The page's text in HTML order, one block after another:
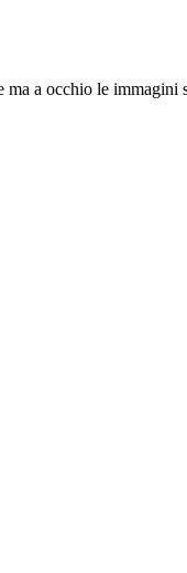
a occhio le immagini